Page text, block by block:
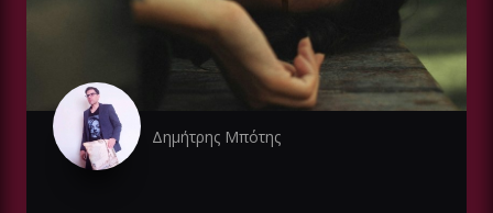
Δημήτρης Μπότης